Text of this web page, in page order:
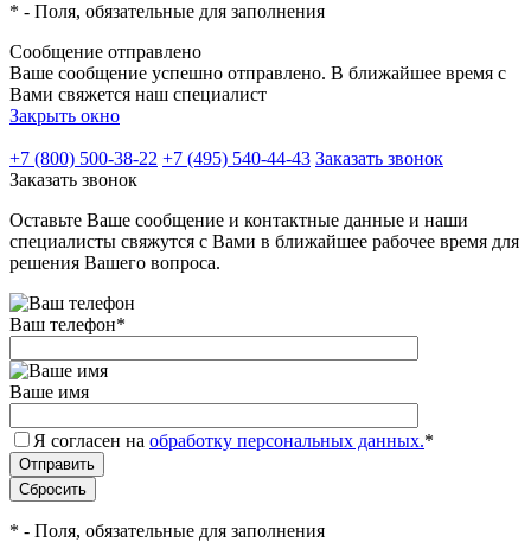
* - Поля, обязательные для заполнения
Сообщение отправлено
Ваше сообщение успешно отправлено. В ближайшее время с
Вами свяжется наш специалист
Закрыть окно
+7 (800) 500-38-22 +7 (495) 540-44-43 Заказать звонок
Заказать звонок
Оставьте Ваше сообщение и контактные данные и наши
специалисты свяжутся с Вами в ближайшее рабочее время для
решения Вашего вопроса.
Ваш телефон*
Ваше имя
Я согласен на обработку персональных данных.*
* - Поля, обязательные для заполнения